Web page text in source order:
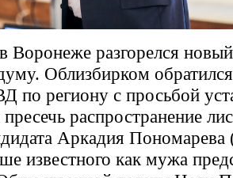
Воронеже разгорелся
Облизбирком обратился
по региону с просьбой
пресечь распространение
Аркадия Пономарева
известного как мужа